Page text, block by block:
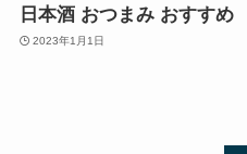
日本酒 おつまみ おすすめ
2023年1月1日